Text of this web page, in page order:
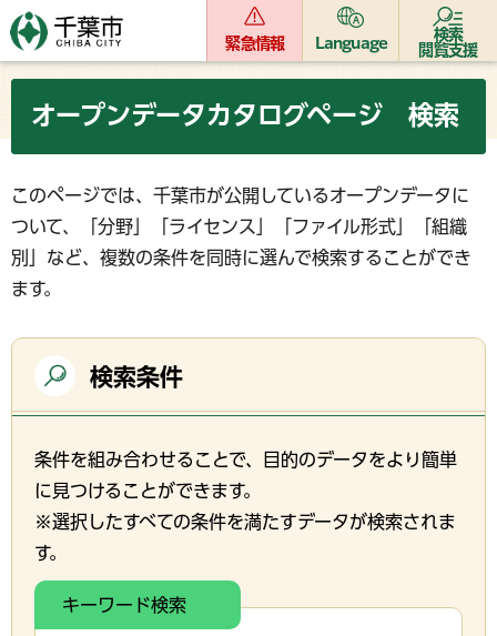
緊急情報 Language
検索
閲覧支援
オープンデータカタログページ 検索
このページでは、千葉市が公開しているオープンデータに
ついて、「分野」「ライセンス」「ファイル形式」「組織
別」など、複数の条件を同時に選んで検索することができ
ます。
検索条件
条件を組み合わせることで、目的のデータをより簡単
に見つけることができます。
※選択したすべての条件を満たすデータが検索されま
す。
キーワード検索